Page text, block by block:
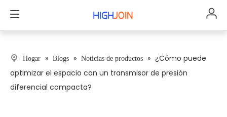
Hogar » Blogs » Noticias de productos » ¿Cómo puede
optimizar el espacio con un transmisor de presión
diferencial compacta?